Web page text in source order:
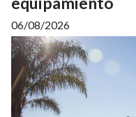
06/08/2026